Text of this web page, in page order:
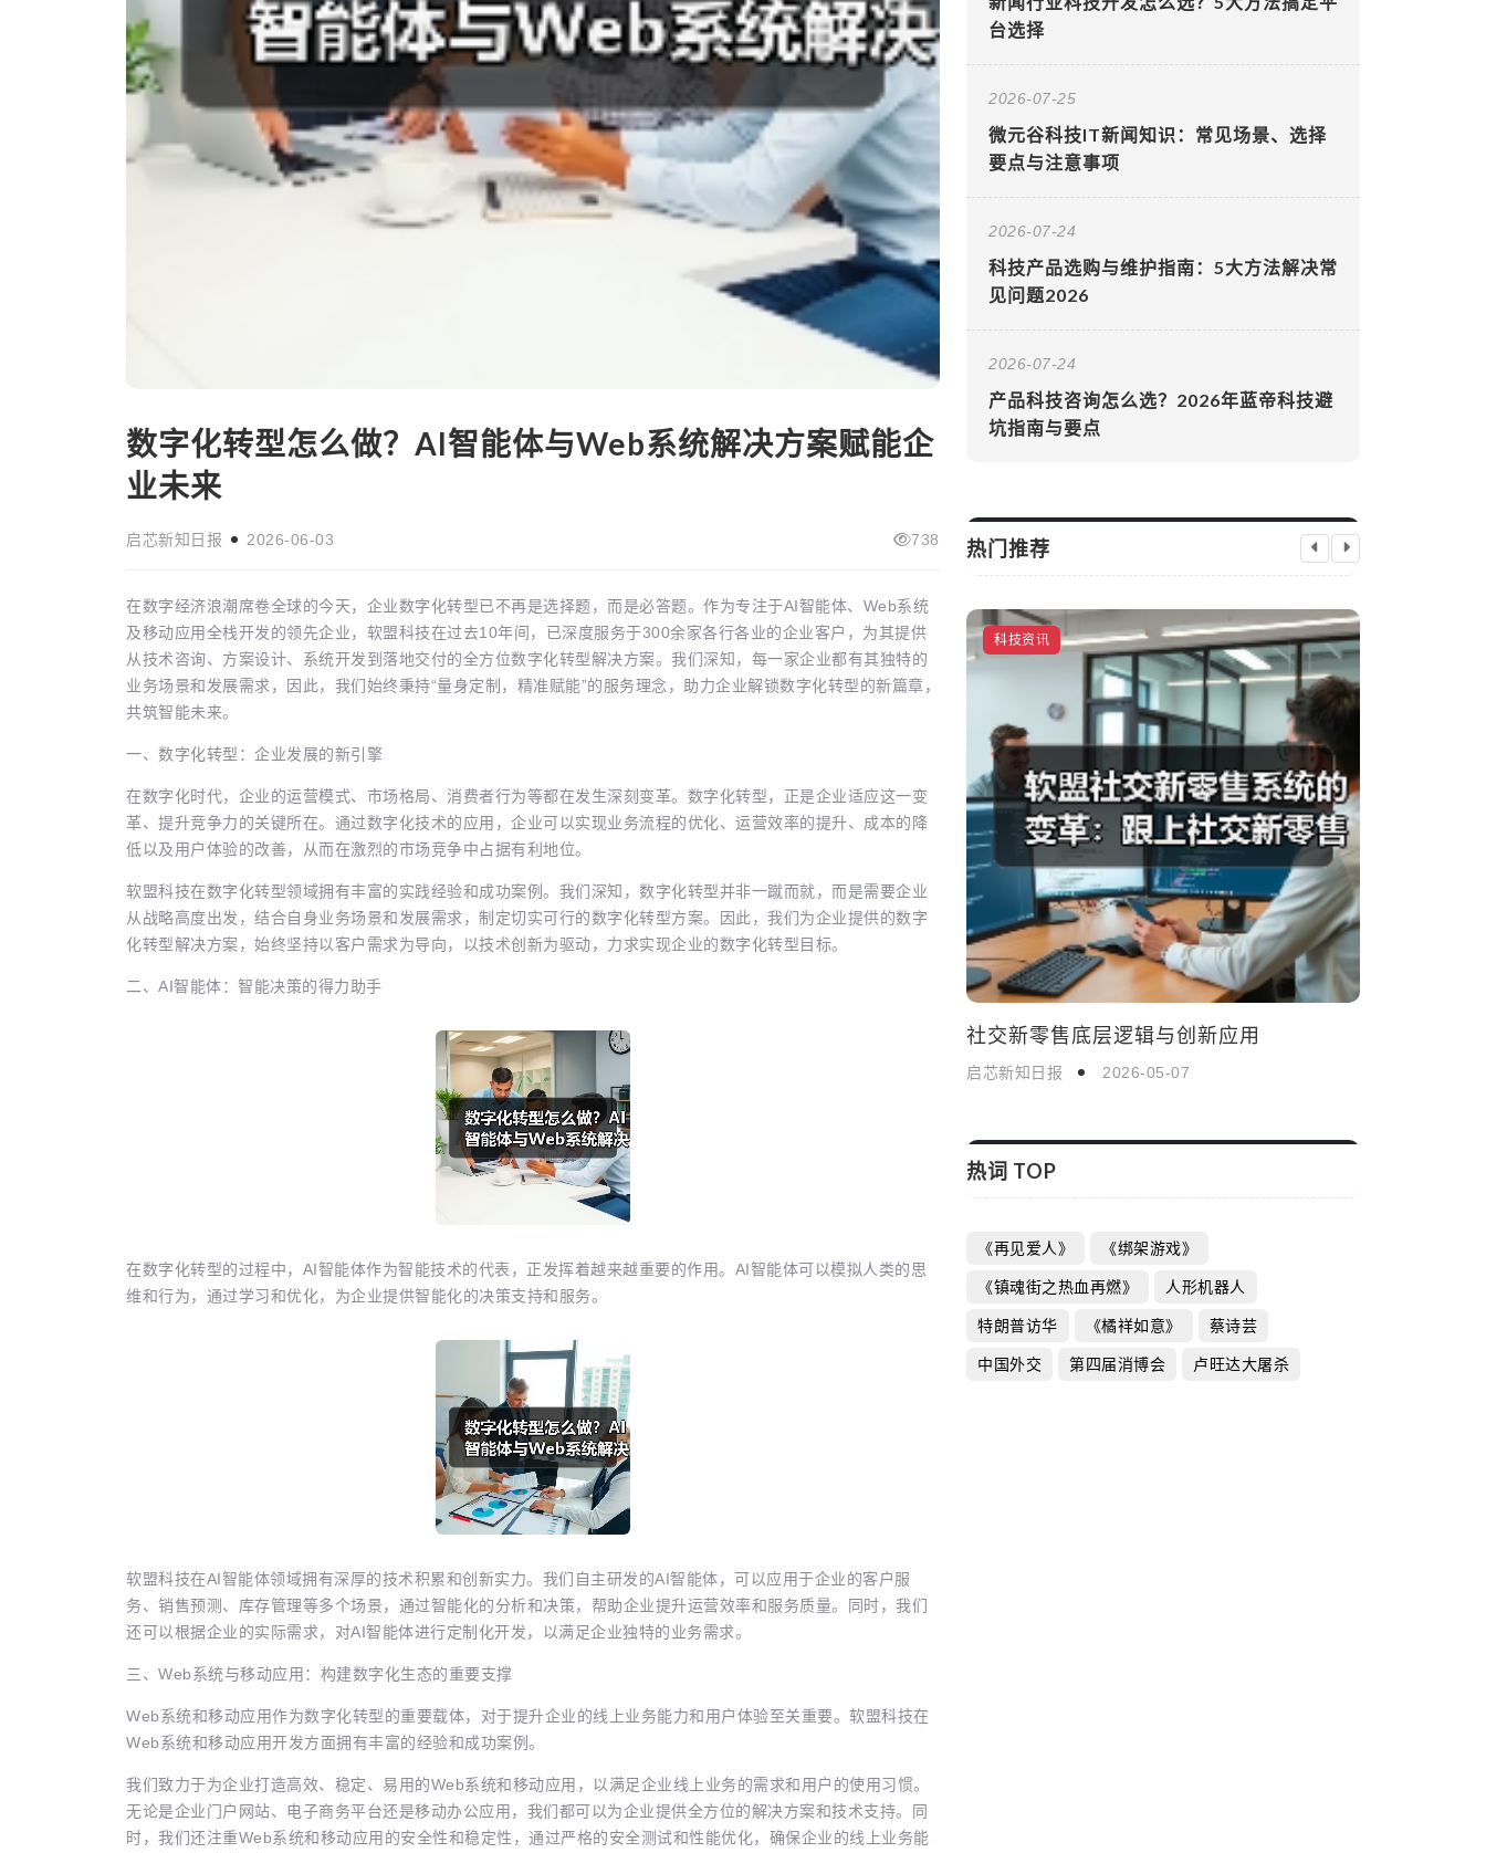
数字化转型怎么做？AI智能体与Web系统解决方案赋能企
业未来
启芯新知日报 2026-06-03 738
在数字经济浪潮席卷全球的今天，企业数字化转型已不再是选择题，而是必答题。作为专注于AI智能体、Web系统
及移动应用全栈开发的领先企业，软盟科技在过去10年间，已深度服务于300余家各行各业的企业客户，为其提供
从技术咨询、方案设计、系统开发到落地交付的全方位数字化转型解决方案。我们深知，每一家企业都有其独特的
业务场景和发展需求，因此，我们始终秉持“量身定制，精准赋能”的服务理念，助力企业解锁数字化转型的新篇章，
共筑智能未来。
一、数字化转型：企业发展的新引擎
在数字化时代，企业的运营模式、市场格局、消费者行为等都在发生深刻变革。数字化转型，正是企业适应这一变
革、提升竞争力的关键所在。通过数字化技术的应用，企业可以实现业务流程的优化、运营效率的提升、成本的降
低以及用户体验的改善，从而在激烈的市场竞争中占据有利地位。
软盟科技在数字化转型领域拥有丰富的实践经验和成功案例。我们深知，数字化转型并非一蹴而就，而是需要企业
从战略高度出发，结合自身业务场景和发展需求，制定切实可行的数字化转型方案。因此，我们为企业提供的数字
化转型解决方案，始终坚持以客户需求为导向，以技术创新为驱动，力求实现企业的数字化转型目标。
二、AI智能体：智能决策的得力助手
在数字化转型的过程中，AI智能体作为智能技术的代表，正发挥着越来越重要的作用。AI智能体可以模拟人类的思
维和行为，通过学习和优化，为企业提供智能化的决策支持和服务。
软盟科技在AI智能体领域拥有深厚的技术积累和创新实力。我们自主研发的AI智能体，可以应用于企业的客户服
务、销售预测、库存管理等多个场景，通过智能化的分析和决策，帮助企业提升运营效率和服务质量。同时，我们
还可以根据企业的实际需求，对AI智能体进行定制化开发，以满足企业独特的业务需求。
三、Web系统与移动应用：构建数字化生态的重要支撑
Web系统和移动应用作为数字化转型的重要载体，对于提升企业的线上业务能力和用户体验至关重要。软盟科技在
Web系统和移动应用开发方面拥有丰富的经验和成功案例。
我们致力于为企业打造高效、稳定、易用的Web系统和移动应用，以满足企业线上业务的需求和用户的使用习惯。
无论是企业门户网站、电子商务平台还是移动办公应用，我们都可以为企业提供全方位的解决方案和技术支持。同
时，我们还注重Web系统和移动应用的安全性和稳定性，通过严格的安全测试和性能优化，确保企业的线上业务能
台选择
2026-07-25
微元谷科技IT新闻知识：常见场景、选择
要点与注意事项
2026-07-24
科技产品选购与维护指南：5大方法解决常
见问题2026
2026-07-24
产品科技咨询怎么选？2026年蓝帝科技避
坑指南与要点
热门推荐
开启全球化 科技资讯
管理世界
启芯新知日报 2026-07-13
科技资讯
一站式奢侈品租赁回收平台助力商业成功
科技资讯
社交新零售底层逻辑与创新应用
启芯新知日报 2026-05-07
热词 TOP
《再见爱人》 《绑架游戏》
《镇魂街之热血再燃》 人形机器人
特朗普访华 《橘祥如意》 蔡诗芸
中国外交 第四届消博会 卢旺达大屠杀